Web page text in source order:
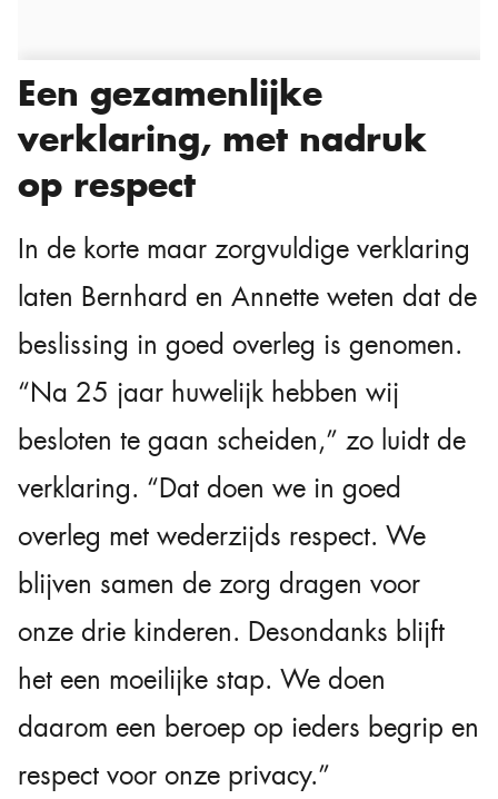
Een gezamenlijke
verklaring, met nadruk
op respect
In de korte maar zorgvuldige verklaring
laten Bernhard en Annette weten dat de
beslissing in goed overleg is genomen.
“Na 25 jaar huwelijk hebben wij
besloten te gaan scheiden,” zo luidt de
verklaring. “Dat doen we in goed
overleg met wederzijds respect. We
blijven samen de zorg dragen voor
onze drie kinderen. Desondanks blijft
het een moeilijke stap. We doen
daarom een beroep op ieders begrip en
respect voor onze privacy.”